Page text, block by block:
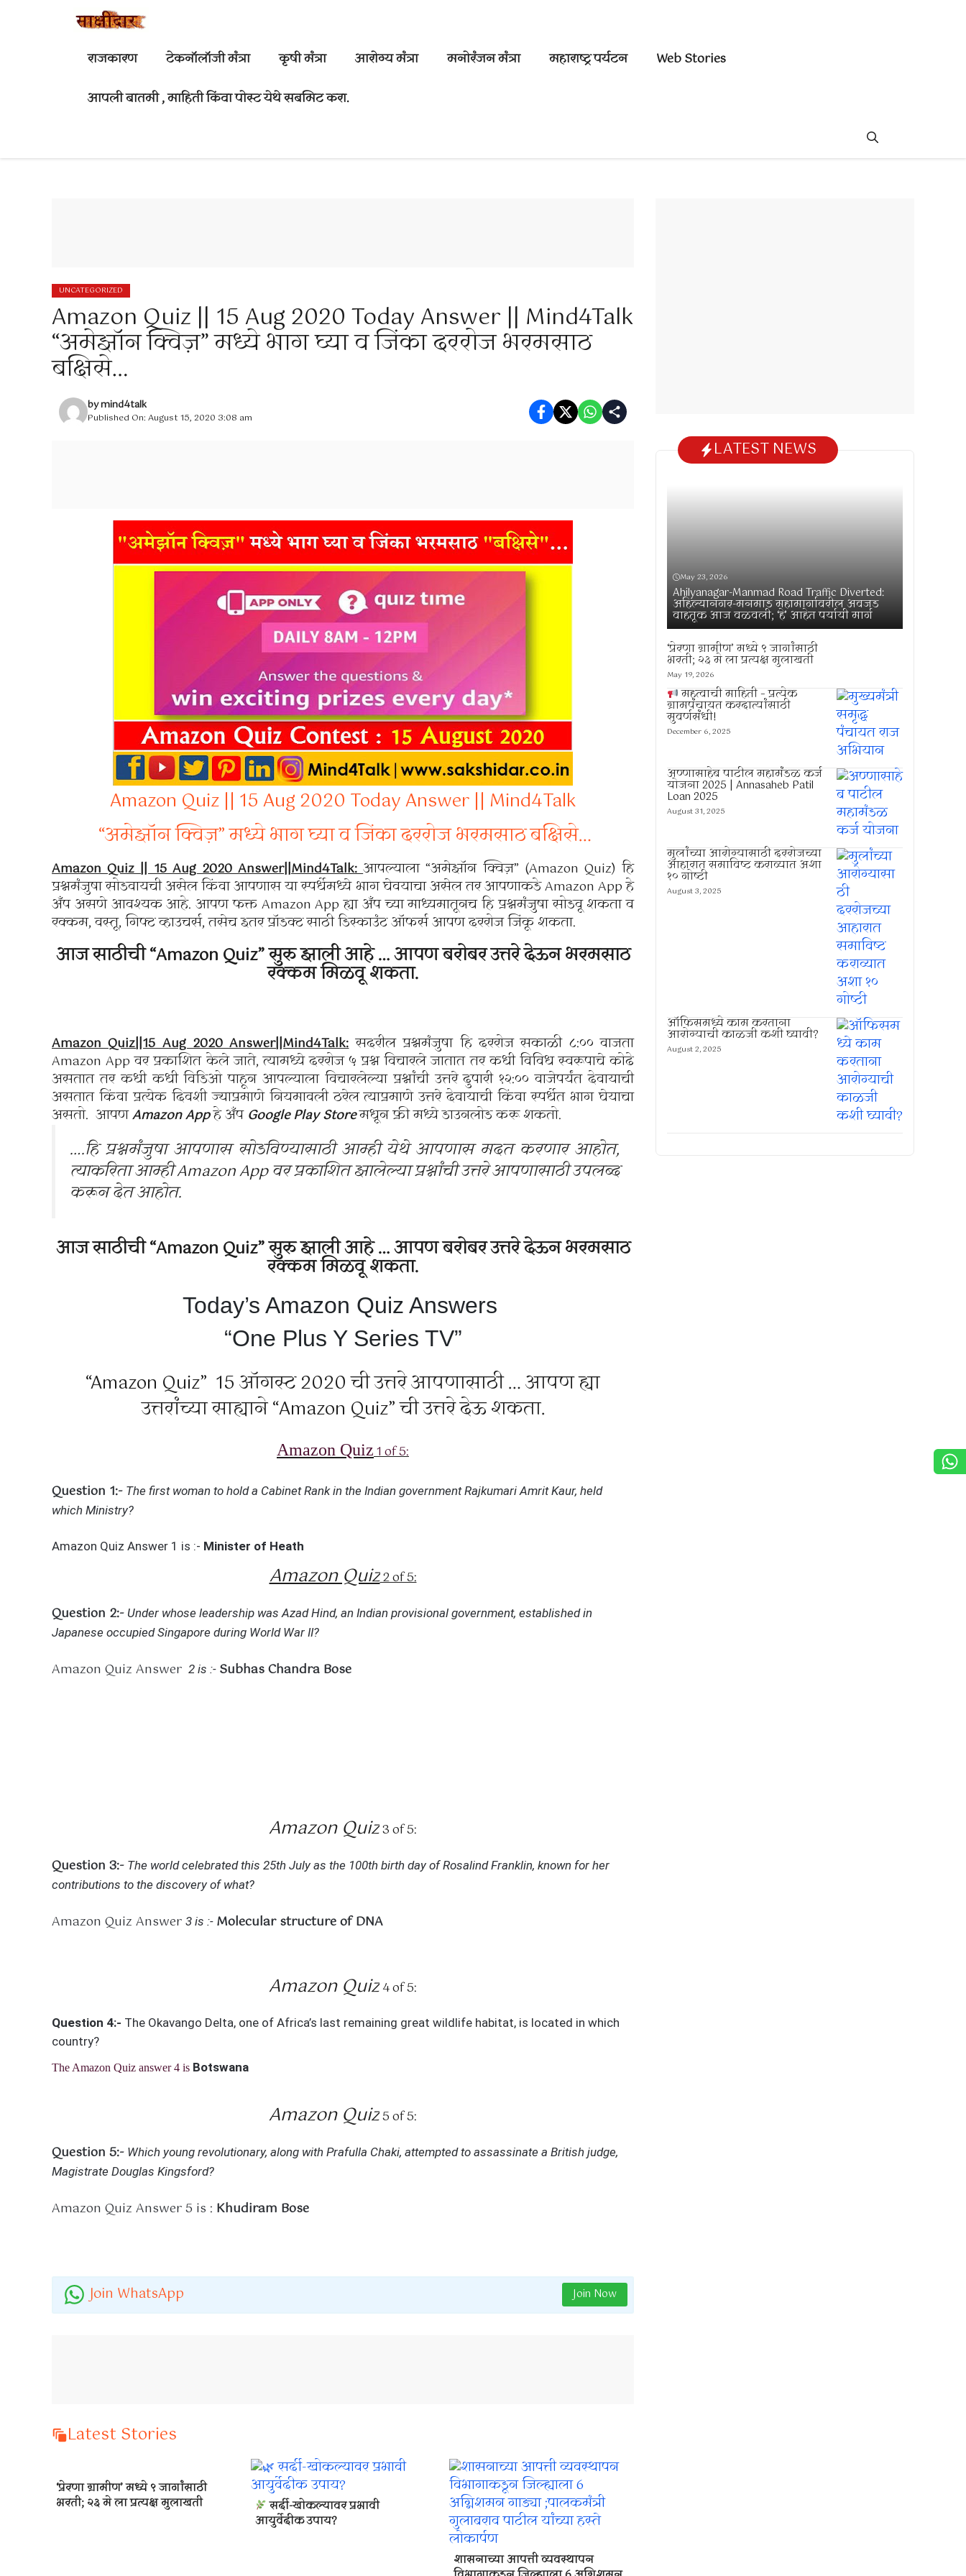
राजकारण टेकनॉलॉजी मंत्रा कृषी मंत्रा आरोग्य मंत्रा मनोरंजन मंत्रा महाराष्ट्र पर्यटन Web Stories
आपली बातमी , माहिती किंवा पोस्ट येथे सबमिट करा.
UNCATEGORIZED
Amazon Quiz || 15 Aug 2020 Today Answer || Mind4Talk
“अमेझॉन क्विज़” मध्ये भाग घ्या व जिंका दररोज भरमसाठ
बक्षिसे…
bymind4talk
Published On: August 15, 2020 3:08 am
Amazon Quiz || 15 Aug 2020 Today Answer || Mind4Talk
“अमेझॉन क्विज़” मध्ये भाग घ्या व जिंका दररोज भरमसाठ बक्षिसे…
Amazon Quiz || 15 Aug 2020 Answer||Mind4Talk: आपल्याला “अमेझॉन क्विज़” (Amazon Quiz) हि
प्रश्नमंजुषा सोडवायची असेल किंवा आपणास या स्पर्धेमध्ये भाग घेवयाचा असेल तर आपणाकडे Amazon App हे
अँप असणे आवश्यक आहे. आपण फक्त Amazon App ह्या अँप च्या माध्यमातूनच हि प्रश्नमंजुषा सोडवू शकता व
रक्कम, वस्तू, गिफ्ट व्हाउचर्स, तसेच इतर प्रॉडक्ट साठी डिस्काउंट ऑफर्स आपण दररोज जिंकू शकता.
आज साठीची “Amazon Quiz” सुरु झाली आहे … आपण बरोबर उत्तरे देऊन भरमसाठ
रक्कम मिळवू शकता.
Amazon Quiz||15 Aug 2020 Answer||Mind4Talk:सदरील प्रश्नमंजुषा हि दररोज सकाळी ८:०० वाजता
Amazon App वर प्रकाशित केले जाते, त्यामध्ये दररोज ५ प्रश्न विचारले जातात तर कधी विविध स्वरूपाचे कोढे
असतात तर कधी कधी विडिओ पाहून आपल्याला विचारलेल्या प्रश्नांची उत्तरे दुपारी १२:०० वाजेपर्यंत देवायाची
असतात किंवा प्रत्येक दिवशी ज्याप्रमाणे नियमावली ठरेल त्याप्रमाणे उत्तरे देवायाची किंवा स्पर्धेत भाग घेयाचा
असतो. आपणAmazon Appहे अँप Google Play Storeमधून फ्री मध्ये डाउनलोड करू शकतो.
….हि प्रश्नमंजुषा आपणास सोडविण्यासाठी आम्ही येथे आपणास मदत करणार आहोत,
त्याकरिता आम्ही Amazon App वर प्रकाशित झालेल्या प्रश्नांची उत्तरे आपणासाठी उपलब्द
करून देत आहोत.
आज साठीची “Amazon Quiz” सुरु झाली आहे … आपण बरोबर उत्तरे देऊन भरमसाठ
रक्कम मिळवू शकता.
Today’s Amazon Quiz Answers
“One Plus Y Series TV”
“Amazon Quiz” 15 ऑगस्ट 2020 ची उत्तरे आपणासाठी … आपण ह्या
उत्तरांच्या साह्याने “Amazon Quiz” ची उत्तरे देऊ शकता.
Amazon Quiz1 of 5:
Question 1:- The first woman to hold a Cabinet Rank in the Indian government Rajkumari Amrit Kaur, held
which Ministry?
Amazon Quiz Answer 1 is :- Minister of Heath
Amazon Quiz2 of 5:
Question 2:- Under whose leadership was Azad Hind, an Indian provisional government, established in
Japanese occupied Singapore during World War II?
Amazon Quiz Answer 2 is :- Subhas Chandra Bose
Amazon Quiz3 of 5:
Question 3:- The world celebrated this 25th July as the 100th birth day of Rosalind Franklin, known for her
contributions to the discovery of what?
Amazon Quiz Answer 3 is :- Molecular structure of DNA
Amazon Quiz4 of 5:
Question 4:- The Okavango Delta, one of Africa’s last remaining great wildlife habitat, is located in which
country?
The Amazon Quiz answer 4 is Botswana
Amazon Quiz5 of 5:
Question 5:- Which young revolutionary, along with Prafulla Chaki, attempted to assassinate a British judge,
Magistrate Douglas Kingsford?
Amazon Quiz Answer 5 is : Khudiram Bose
Join WhatsApp Join Now
Latest Stories
‘प्रेरणा ग्रामीण’ मध्ये ९ जागांसाठी
भरती; २३ मे ला प्रत्यक्ष मुलाखती
सर्दी-खोकल्यावर प्रभावी
आयुर्वेदीक उपाय?
शासनाच्या आपत्ती व्यवस्थापन
LATEST NEWS
May 23, 2026
Ahilyanagar-Manmad Road Traffic Diverted:
अहिल्यानगर-मनमाड महामार्गावरील अवजड
वाहतूक आज वळवली; ‘हे’ आहेत पर्यायी मार्ग
‘प्रेरणा ग्रामीण’ मध्ये ९ जागांसाठी
भरती; २३ मे ला प्रत्यक्ष मुलाखती
May 19, 2026
महत्वाची माहिती – प्रत्येक
ग्रामपंचायत करदात्यांसाठी
सुवर्णसंधी!
December 6, 2025
अण्णासाहेब पाटील महामंडळ कर्ज
योजना 2025 | Annasaheb Patil
Loan 2025
August 31, 2025
मुलांच्या आरोग्यासाठी दररोजच्या
आहारात समाविष्ट कराव्यात अशा
१० गोष्टी
August 3, 2025
ऑफिसमध्ये काम करताना
आरोग्याची काळजी कशी घ्यावी?
August 2, 2025